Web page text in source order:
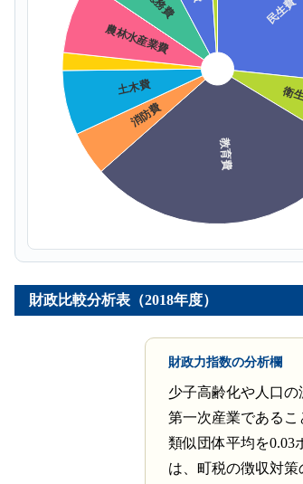
財政比較分析表（2018年度）
財政力指数の分析欄
少子高齢化や人口
第一次産業であるこ
類似団体平均を0.03
は、町税の徴収対